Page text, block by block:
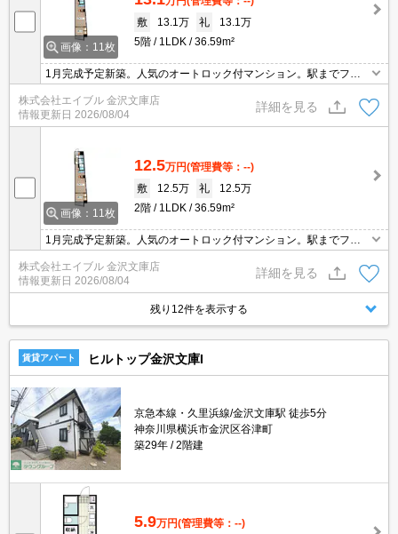
画像：11枚
敷
13.1万 礼
13.1万
5階
1LDK 36.59m²
1月完成予定新築。人気のオートロック付マンション。駅までフラ
ット。エレベーター1基付き。経済的な都市ガス使用。仲介手数料
家賃の0.55ヵ月分。
株式会社エイブル 金沢文庫店
情報更新日 2026/08/04
詳細を見る
画像：11枚
12.5万円(管理費等：--)
敷
12.5万 礼
12.5万
2階
1LDK 36.59m²
1月完成予定新築。人気のオートロック付マンション。駅までフラ
ット。エレベーター1基付き。経済的な都市ガス使用。仲介手数料
家賃の0.55ヵ月分。
株式会社エイブル 金沢文庫店
情報更新日 2026/08/04
詳細を見る
残り12件を表示する
賃貸アパート ヒルトップ金沢文庫I
京急本線・久里浜線/金沢文庫駅 徒歩5分
神奈川県横浜市金沢区谷津町
築29年
2階建
5.9万円(管理費等：--)